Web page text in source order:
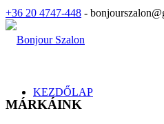
+36 20 4747-448 -
KEZDŐLAP
MÁRKÁINK